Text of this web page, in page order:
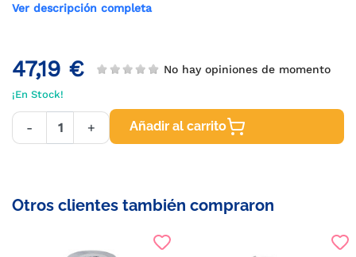
Ver descripción completa
47,19 € No hay opiniones de momento
¡En Stock!
- + Añadir al carrito
Otros clientes también compraron